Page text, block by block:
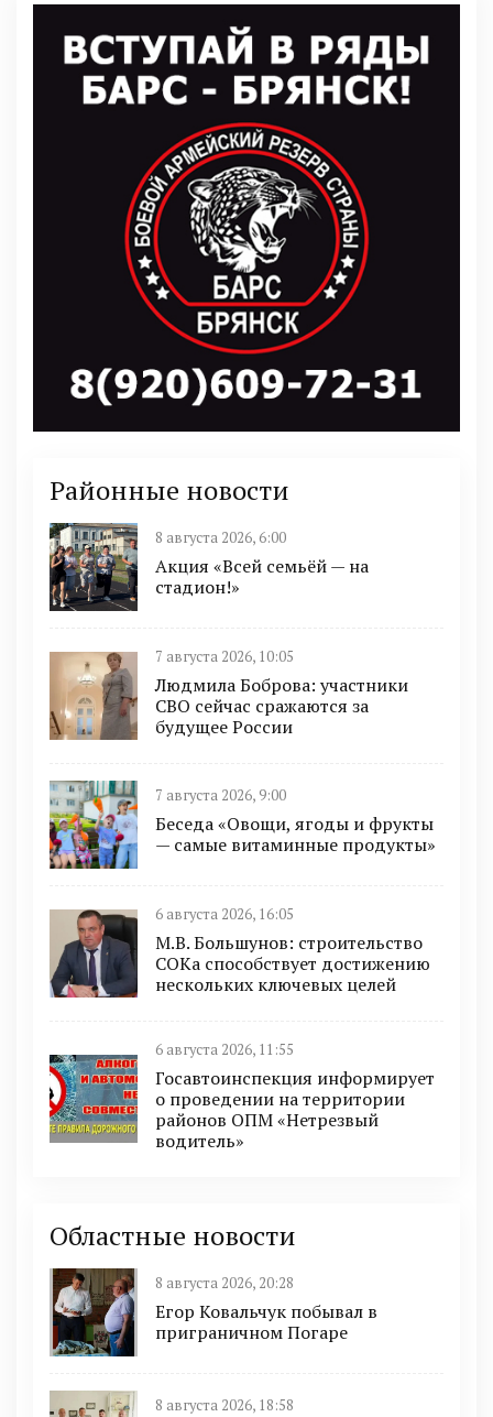
Районные новости
8 августа 2026, 6:00
Акция «Всей семьёй — на
стадион!»
7 августа 2026, 10:05
Людмила Боброва: участники
СВО сейчас сражаются за
будущее России
7 августа 2026, 9:00
Беседа «Овощи, ягоды и фрукты
— самые витаминные продукты»
6 августа 2026, 16:05
М.В. Большунов: строительство
СОКа способствует достижению
нескольких ключевых целей
6 августа 2026, 11:55
Госавтоинспекция информирует
о проведении на территории
районов ОПМ «Нетрезвый
водитель»
Областные новости
8 августа 2026, 20:28
Егор Ковальчук побывал в
приграничном Погаре
8 августа 2026, 18:58